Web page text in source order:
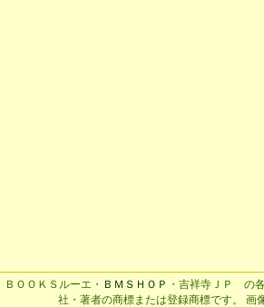
ＢＯＯＫＳルーエ・ ＢＭＳＨＯＰ ・吉祥寺ＪＰ の
社・著者の商標または登録商標です。 画